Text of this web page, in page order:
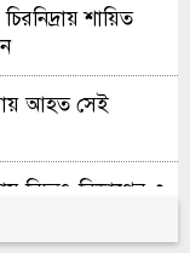
শায়িত
আহত সেই
বিদ্যুৎ বিভাগের ৩